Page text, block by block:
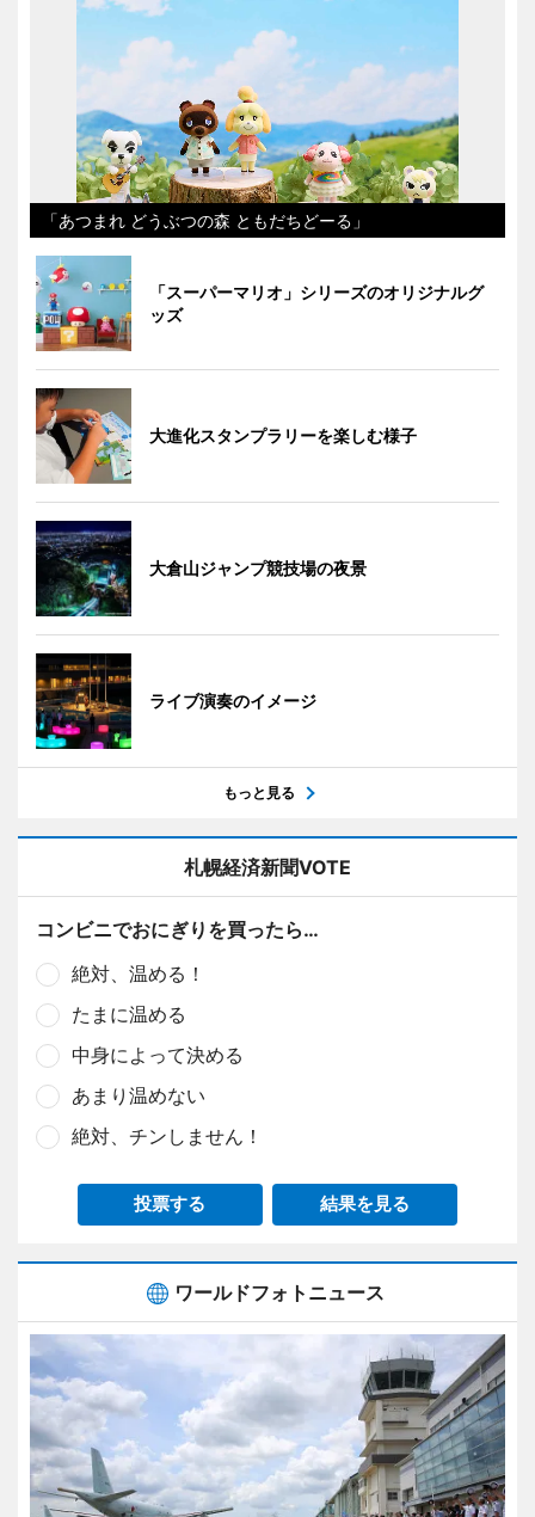
「あつまれ どうぶつの森 ともだちどーる」
「スーパーマリオ」シリーズのオリジナルグ
ッズ
大進化スタンプラリーを楽しむ様子
大倉山ジャンプ競技場の夜景
ライブ演奏のイメージ
もっと見る
札幌経済新聞VOTE
コンビニでおにぎりを買ったら…
絶対、温める！
たまに温める
中身によって決める
あまり温めない
絶対、チンしません！
投票する 結果を見る
ワールドフォトニュース